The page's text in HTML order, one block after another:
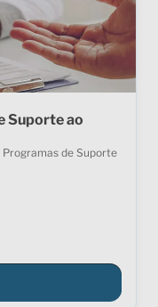
Suporte ao
de Suporte